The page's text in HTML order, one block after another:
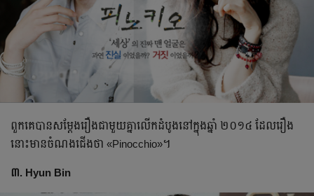
ពួកគេ​បានសម្ដែងរឿង​ជាមួយគ្នាលើកដំបូងនៅ​ក្នុងឆ្នាំ ២០១៤ ដែលរឿង
នោះ​មានចំណងជើងថា «Pinocchio»។
៣. Hyun Bin